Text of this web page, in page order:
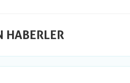
HABERLER